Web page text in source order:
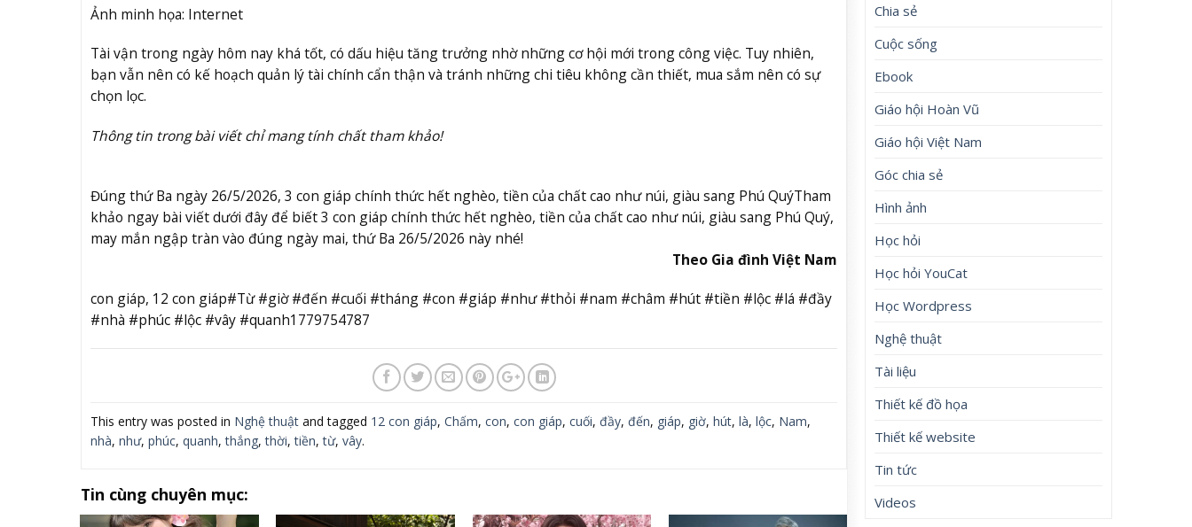
Ảnh minh họa: Internet
Tài vận trong ngày hôm nay khá tốt, có dấu hiệu tăng trưởng nhờ những cơ hội mới trong công việc. Tuy nhiên,
bạn vẫn nên có kế hoạch quản lý tài chính cẩn thận và tránh những chi tiêu không cần thiết, mua sắm nên có sự
chọn lọc.
Thông tin trong bài viết chỉ mang tính chất tham khảo!
Đúng thứ Ba ngày 26/5/2026, 3 con giáp chính thức hết nghèo, tiền của chất cao như núi, giàu sang Phú QuýTham
khảo ngay bài viết dưới đây để biết 3 con giáp chính thức hết nghèo, tiền của chất cao như núi, giàu sang Phú Quý,
may mắn ngập tràn vào đúng ngày mai, thứ Ba 26/5/2026 này nhé!
Theo Gia đình Việt Nam
con giáp, 12 con giáp#Từ #giờ #đến #cuối #tháng #con #giáp #như #thỏi #nam #châm #hút #tiền #lộc #lá #đầy
#nhà #phúc #lộc #vây #quanh1779754787
This entry was posted in Nghệ thuậtand tagged 12 con giáp, Chấm, con, con giáp, cuối, đầy, đến, giáp, giờ, hút, là, lộc, Nam,
nhà, như, phúc, quanh,thắng,thời,tiền,từ, vây.
Tin cùng chuyên mục:
Chia sẻ
Cuộc sống
Ebook
Giáo hội Hoàn Vũ
Giáo hội Việt Nam
Góc chia sẻ
Hình ảnh
Học hỏi
Học hỏi YouCat
Học Wordpress
Nghệ thuật
Tài liệu
Thiết kế đồ họa
Thiết kế website
Tin tức
Videos